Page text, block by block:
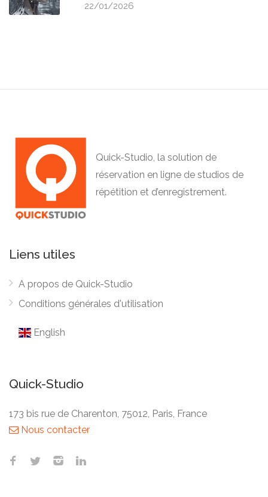
22/01/2026
Quick-Studio, la solution de
réservation en ligne de studios de
répétition et d’enregistrement.
Liens utiles
A propos de Quick-Studio
Conditions générales d'utilisation
English
Quick-Studio
173 bis rue de Charenton, 75012, Paris, France
Nous contacter